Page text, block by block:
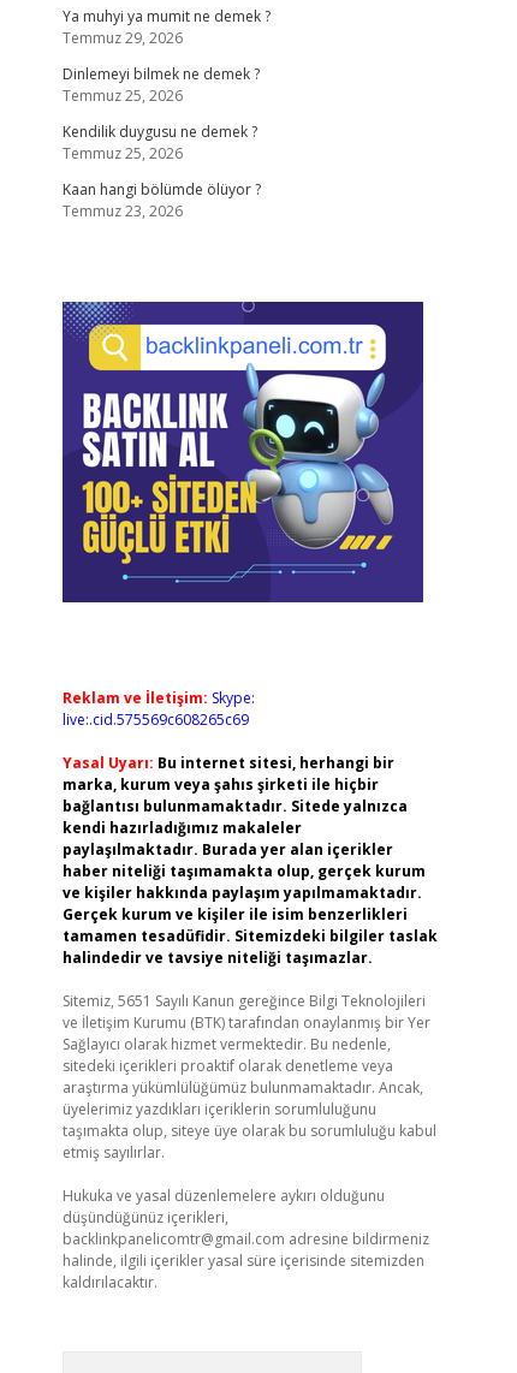
Ya muhyi ya mumit ne demek ?
Temmuz 29, 2026
Dinlemeyi bilmek ne demek ?
Temmuz 25, 2026
Kendilik duygusu ne demek ?
Temmuz 25, 2026
Kaan hangi bölümde ölüyor ?
Temmuz 23, 2026
Reklam ve İletişim: Skype:
live:.cid.575569c608265c69
Yasal Uyarı: Bu internet sitesi, herhangi bir
marka, kurum veya şahıs şirketi ile hiçbir
bağlantısı bulunmamaktadır. Sitede yalnızca
kendi hazırladığımız makaleler
paylaşılmaktadır. Burada yer alan içerikler
haber niteliği taşımamakta olup, gerçek kurum
ve kişiler hakkında paylaşım yapılmamaktadır.
Gerçek kurum ve kişiler ile isim benzerlikleri
tamamen tesadüfidir. Sitemizdeki bilgiler taslak
halindedir ve tavsiye niteliği taşımazlar.
Sitemiz, 5651 Sayılı Kanun gereğince Bilgi Teknolojileri
ve İletişim Kurumu (BTK) tarafından onaylanmış bir Yer
Sağlayıcı olarak hizmet vermektedir. Bu nedenle,
sitedeki içerikleri proaktif olarak denetleme veya
araştırma yükümlülüğümüz bulunmamaktadır. Ancak,
üyelerimiz yazdıkları içeriklerin sorumluluğunu
taşımakta olup, siteye üye olarak bu sorumluluğu kabul
etmiş sayılırlar.
Hukuka ve yasal düzenlemelere aykırı olduğunu
düşündüğünüz içerikleri,
backlinkpanelicomtr@gmail.com adresine bildirmeniz
halinde, ilgili içerikler yasal süre içerisinde sitemizden
kaldırılacaktır.